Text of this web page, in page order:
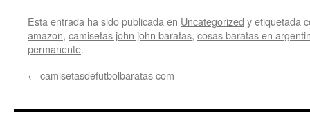
Esta entrada ha sido publicada en Uncategorized y etiquetada
amazon, camisetas john john baratas, cosas baratas en
permanente.
← camisetasdefutbolbaratas com